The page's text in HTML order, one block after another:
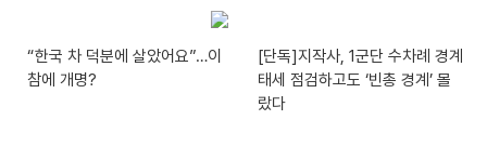
“한국 차 덕분에 살았어요”…이
참에 개명?
[단독]지작사, 1군단 수차례 경계
태세 점검하고도 ‘빈총 경계’ 몰
랐다